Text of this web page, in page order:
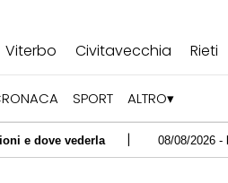
Viterbo Civitavecchia Rieti
SPORT ALTRO
| 08/08/2026 - Eruzione